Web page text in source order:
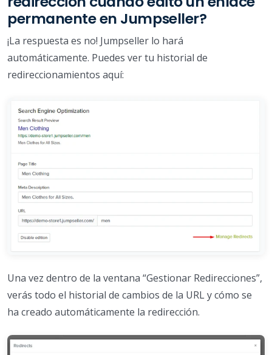
permanente en Jumpseller?
¡La respuesta es no! Jumpseller lo hará
automáticamente. Puedes ver tu historial de
redireccionamientos aquí:
Una vez dentro de la ventana “Gestionar Redirecciones”,
verás todo el historial de cambios de la URL y cómo se
ha creado automáticamente la redirección.